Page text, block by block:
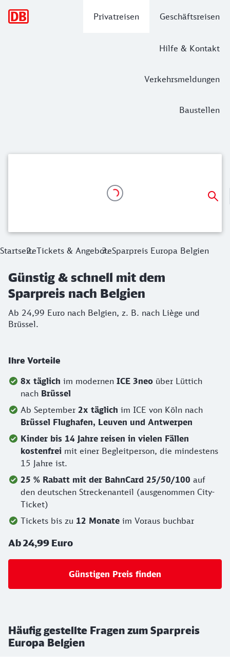
Privatreisen Geschäftsreisen
Hilfe & Kontakt
Verkehrsmeldungen
Baustellen
StartseiteTickets & AngeboteSparpreis Europa Belgien
Günstig & schnell mit dem
Sparpreis nach Belgien
Ab 24,99 Euro nach Belgien, z. B. nach Liège und
Brüssel.
Ihre Vorteile
8x täglich im modernen ICE 3neo über Lüttich
nach Brüssel
Ab September 2x täglich im ICE von Köln nach
Brüssel Flughafen, Leuven und Antwerpen
Kinder bis 14 Jahre reisen in vielen Fällen
kostenfrei mit einer Begleitperson, die mindestens
15 Jahre ist.
25 % Rabatt mit der BahnCard 25/50/100 auf
den deutschen Streckenanteil (ausgenommen City-
Ticket)
Tickets bis zu 12 Monate im Voraus buchbar
Ab 24,99 Euro
Günstigen Preis finden
Häufig gestellte Fragen zum Sparpreis
Europa Belgien